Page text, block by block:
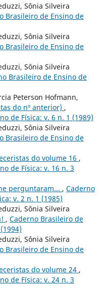
Sônia Silveira
Brasileiro de Ensino de
Sônia Silveira
Brasileiro de Ensino de
Sônia Silveira
Brasileiro de Ensino de
Peterson Hofmann,
do nº anterior) ,
de Física: v. 6 n. 1 (1989)
Sônia Silveira
Brasileiro de Ensino de
do volume 16 ,
de Física: v. 16 n. 3
perguntaram... , Caderno
v. 2 n. 1 (1985)
Sônia Silveira
, Caderno Brasileiro de
Sônia Silveira
Brasileiro de Ensino de
do volume 24 ,
de Física: v. 24 n. 3